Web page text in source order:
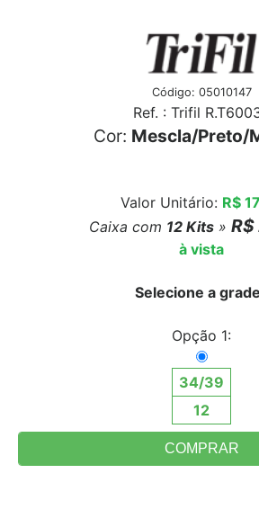
Código: 05010147
Ref. : Trifil
Cor: Mescla/Preto/
Valor Unitário: R$
Caixa com 12Kits» R$
à vista
Selecione a
Opção 1:
34/39
12